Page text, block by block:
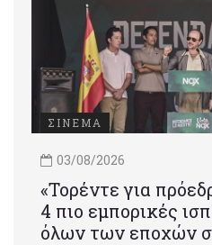
ΣΙΝΕΜΑ
03/08/2026
«Τορέντε για
4 πιο εμπορικές
όλων των εποχών